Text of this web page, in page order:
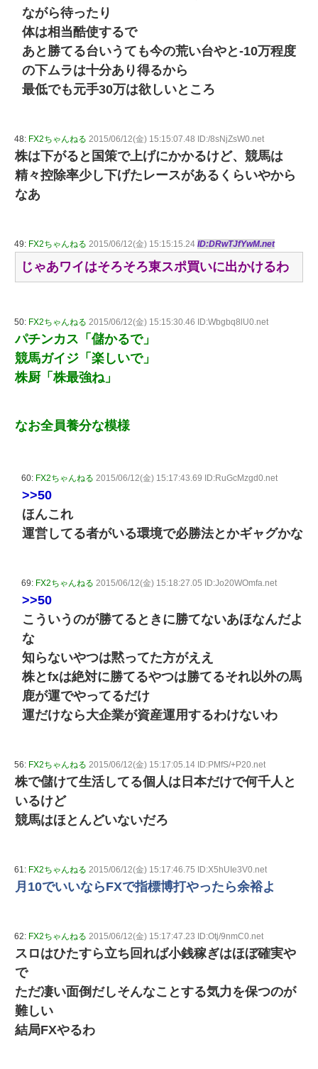
ながら待ったり
体は相当酷使するで
あと勝てる台いうても今の荒い台やと-10万程度
の下ムラは十分あり得るから
最低でも元手30万は欲しいところ
48: FX2ちゃんねる 2015/06/12(金) 15:15:07.48 ID:/8sNjZsW0.net
株は下がると国策で上げにかかるけど、競馬は
精々控除率少し下げたレースがあるくらいやから
なあ
49: FX2ちゃんねる 2015/06/12(金) 15:15:15.24 ID:DRwTJfYwM.net
じゃあワイはそろそろ東スポ買いに出かけるわ
50: FX2ちゃんねる 2015/06/12(金) 15:15:30.46 ID:Wbgbq8lU0.net
パチンカス「儲かるで」
競馬ガイジ「楽しいで」
株厨「株最強ね」
なお全員養分な模様
60: FX2ちゃんねる 2015/06/12(金) 15:17:43.69 ID:RuGcMzgd0.net
>>50
ほんこれ
運営してる者がいる環境で必勝法とかギャグかな
69: FX2ちゃんねる 2015/06/12(金) 15:18:27.05 ID:Jo20WOmfa.net
>>50
こういうのが勝てるときに勝てないあほなんだよ
な
知らないやつは黙ってた方がええ
株とfxは絶対に勝てるやつは勝てるそれ以外の馬
鹿が運でやってるだけ
運だけなら大企業が資産運用するわけないわ
56: FX2ちゃんねる 2015/06/12(金) 15:17:05.14 ID:PMfS/+P20.net
株で儲けて生活してる個人は日本だけで何千人と
いるけど
競馬はほとんどいないだろ
61: FX2ちゃんねる 2015/06/12(金) 15:17:46.75 ID:X5hUIe3V0.net
月10でいいならFXで指標博打やったら余裕よ
62: FX2ちゃんねる 2015/06/12(金) 15:17:47.23 ID:Otj/9nmC0.net
スロはひたすら立ち回れば小銭稼ぎはほぼ確実や
で
ただ凄い面倒だしそんなことする気力を保つのが
難しい
結局FXやるわ